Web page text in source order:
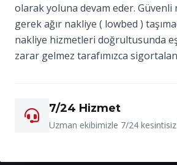
olarak yoluna devam eder. Güvenli
gerek ağır nakliye ( lowbed )
nakliye hizmetleri doğrultusunda
zarar gelmez tarafımızca
7/24 Hizmet
Uzman ekibimizle 7/24